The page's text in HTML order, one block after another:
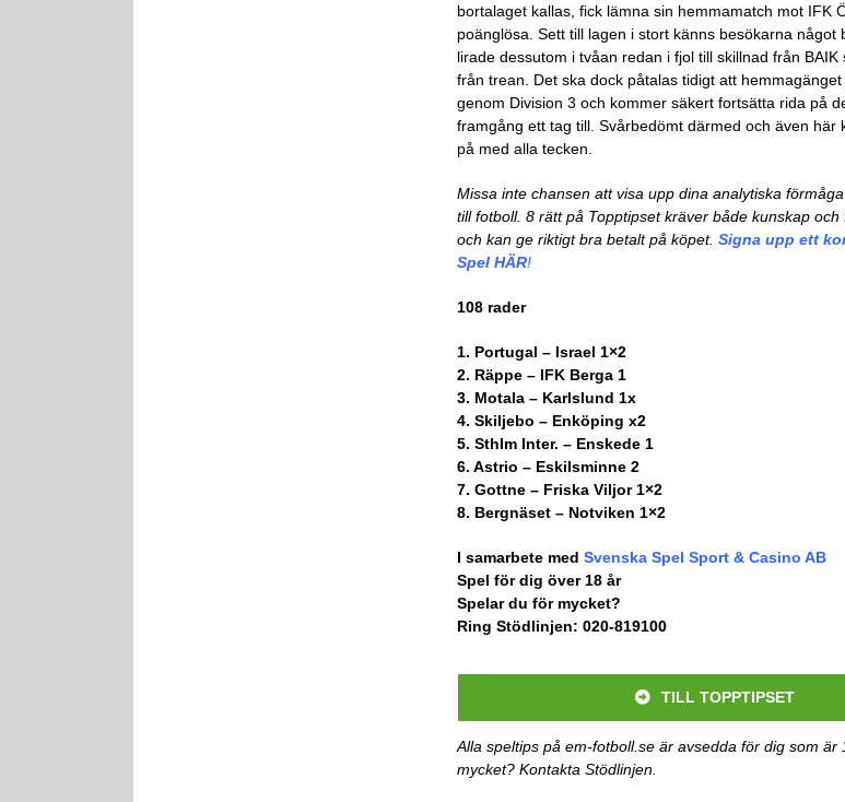
bortalaget kallas, fick lämna sin hemmamatch mot IFK
poänglösa. Sett till lagen i stort känns besökarna något
lirade dessutom i tvåan redan i fjol till skillnad från BAIK
från trean. Det ska dock påtalas tidigt att
genom Division 3 och kommer säkert fortsätta rida på
framgång ett tag till. Svårbedömt därmed och även här
på med alla tecken.
Missa inte chansen att visa upp dina analytiska
till fotboll. 8 rätt på Topptipset kräver både kunskap och
och kan ge riktigt bra betalt på köpet. Signa upp ett
Spel HÄR!
108 rader
1. Portugal – Israel 1×2
2. Räppe – IFK Berga 1
3. Motala – Karlslund 1x
4. Skiljebo – Enköping x2
5. Sthlm Inter. – Enskede 1
6. Astrio – Eskilsminne 2
7. Gottne – Friska Viljor 1×2
8. Bergnäset – Notviken 1×2
I samarbete med Svenska Spel Sport & Casino AB
Spel för dig över 18 år
Spelar du för mycket?
Ring Stödlinjen: 020-819100
TILL TOPPTIPSET
Alla speltipspå em-fotboll.se är avsedda för dig som är
mycket? Kontakta Stödlinjen.